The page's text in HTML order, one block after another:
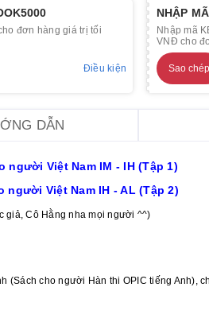
đơn hàng giá trị tối
Điều kiện
NHẬP
Nhập mã
VNĐ cho
Sao chép
DẪN
người Việt Nam IM - IH (Tập 1)
người Việt Nam IH - AL (Tập 2)
giả, Cô Hằng nha mọi người ^^)
(Sách cho người Hàn thi OPIC tiếng Anh),